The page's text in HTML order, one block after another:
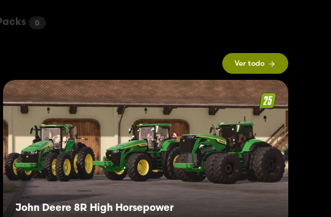
0
Ver todo
John Deere 8R High Horsepower